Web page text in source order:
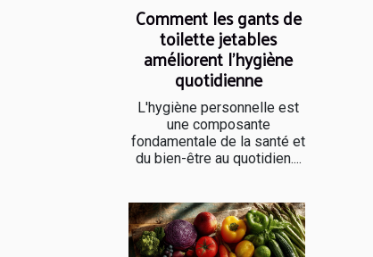
Comment les gants de
toilette jetables
améliorent l'hygiène
quotidienne
L'hygiène personnelle est
une composante
fondamentale de la santé et
du bien-être au quotidien....